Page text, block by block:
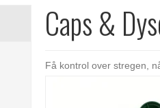
Caps &
Få kontrol over stregen,